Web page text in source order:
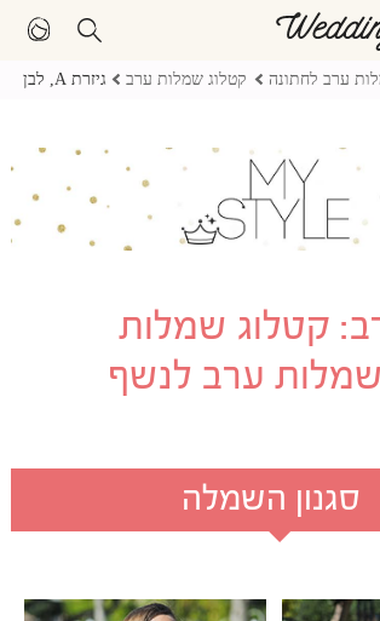
ערב לחתונה קטלוג שמלות ערב גיזרת A, לבן
קטלוג שמלות
ערב לנשף
סגנון השמלה